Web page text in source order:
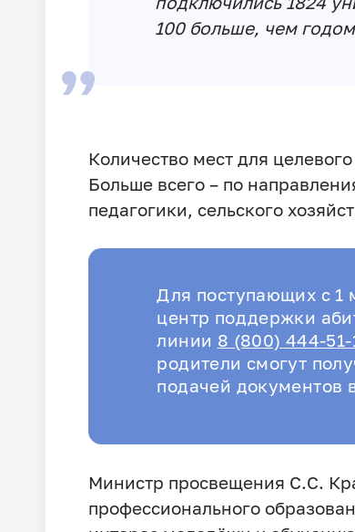
100 больше, чем
Количество мест для
Больше всего – по
педагогики, сельского
Для поступающих с 1
центр поддержки
линии 8 (800) 444-51-
родители смогут
подачей документов
Министр просвещения С.С.
профессионального